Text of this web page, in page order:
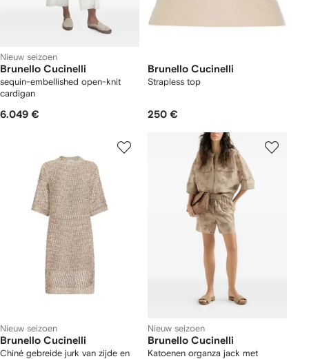
Nieuw seizoen
Brunello Cucinelli
sequin-embellished open-knit
cardigan
6.049 €
Brunello Cucinelli
Strapless top
250 €
Nieuw seizoen
Brunello Cucinelli
Chiné gebreide jurk van zijde en
Nieuw seizoen
Brunello Cucinelli
Katoenen organza jack met